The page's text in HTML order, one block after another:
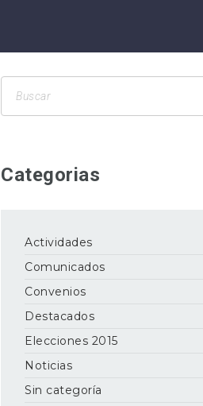
Categorias
Actividades
Comunicados
Convenios
Destacados
Elecciones 2015
Noticias
Sin categoría